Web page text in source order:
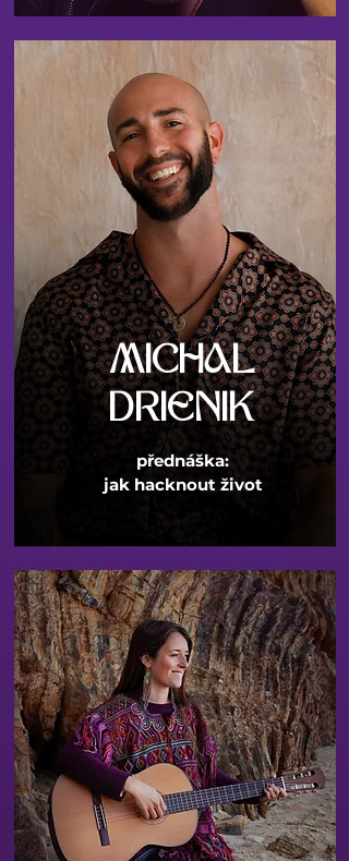
MICHAL
DRIENIK
přednáška:
jak hacknout život